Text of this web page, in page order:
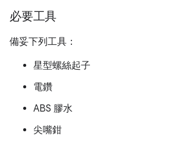
必要工具
備妥下列工具：
星型螺絲起子
電鑽
ABS 膠水
尖嘴鉗